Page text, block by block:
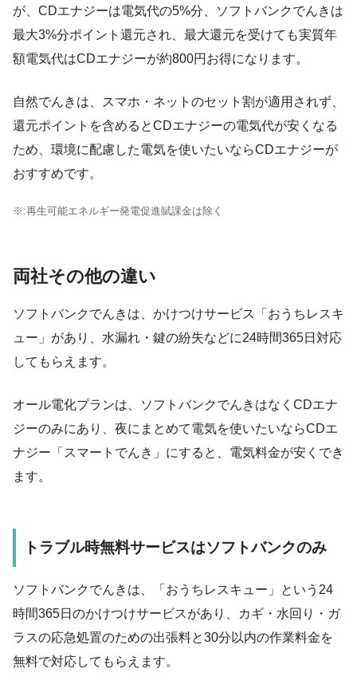
が、CDエナジーは電気代の5%分、ソフトバンクでんきは
最大3%分ポイント還元され、最大還元を受けても実質年
額電気代はCDエナジーが約800円お得になります。
自然でんきは、スマホ・ネットのセット割が適用されず、
還元ポイントを含めるとCDエナジーの電気代が安くなる
ため、環境に配慮した電気を使いたいならCDエナジーが
おすすめです。
※:再生可能エネルギー発電促進賦課金は除く
両社その他の違い
ソフトバンクでんきは、かけつけサービス「おうちレスキ
ュー」があり、水漏れ・鍵の紛失などに24時間365日対応
してもらえます。
オール電化プランは、ソフトバンクでんきはなくCDエナ
ジーのみにあり、夜にまとめて電気を使いたいならCDエ
ナジー「スマートでんき」にすると、電気料金が安くでき
ます。
トラブル時無料サービスはソフトバンクのみ
ソフトバンクでんきは、「おうちレスキュー」という24
時間365日のかけつけサービスがあり、カギ・水回り・ガ
ラスの応急処置のための出張料と30分以内の作業料金を
無料で対応してもらえます。